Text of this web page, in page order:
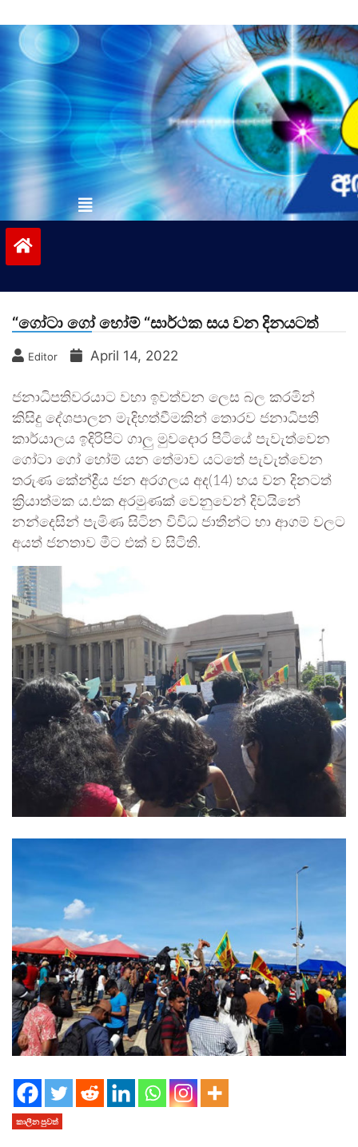
to
contentvinivida.lk
“ගෝටා ගෝ හෝම් “සාර්ථක සය වන දිනයටත්
Editor April 14, 2022
ජනාධිපතිවරයාට වහා ඉවත්වන ලෙස බල කරමින්
කිසිදු දේශපාලන මැදිහත්වීමකින් තොරව ජනාධිපති
කාර්යාලය ඉදිරිපිට ගාලු මුවදොර පිටියේ පැවැත්වෙන
ගෝටා ගෝ හෝම් යන තේමාව යටතේ පැවැත්වෙන
තරුණ කේන්ද්‍රීය ජන අරගලය අද(14) හය වන දිනටත්
ක්‍රියාත්මක ය.එක අරමුණක් වෙනුවෙන් දිවයිනේ
නන්දෙසින් පැමිණ සිටින විවිධ ජාතීන්ට හා ආගම් වලට
අයත් ජනතාව මීට එක් ව සිටිති.
කාලීන පුවත්